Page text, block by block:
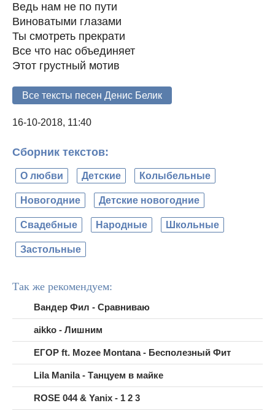
Ведь нам не по пути
Виноватыми глазами
Ты смотреть прекрати
Все что нас объединяет
Этот грустный мотив
Все тексты песен Денис Белик
16-10-2018, 11:40
Сборник текстов:
О любви Детские Колыбельные
Новогодние Детские новогодние
Свадебные Народные Школьные
Застольные
Так же рекомендуем:
Вандер Фил - Сравниваю
aikko - Лишним
ЕГОР ft. Mozee Montana - Бесполезный Фит
Lila Manila - Танцуем в майке
ROSE 044 & Yanix - 1 2 3